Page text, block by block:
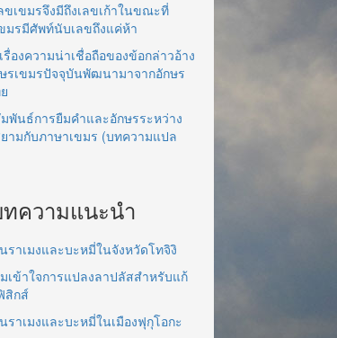
ขเขมรจึงมีถึงเลขเก้าในขณะที่
มรมีศัพท์นับเลขถึงแค่ห้า
รื่องความน่าเชื่อถือของข้อกล่าวอ้าง
รเขมรปัจจุบันพัฒนามาจากอักษร
พันธ์การยืมคำและอักษรระหว่าง
ามกับภาษาเขมร (บทความแปล
ความแนะนำ
ราเมงและบะหมี่ในจังหวัดโทจิงิ
เข้าใจการแปลงลาปลัสสำหรับแก้
กส์
ราเมงและบะหมี่ในเมืองฟุกุโอกะ